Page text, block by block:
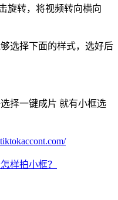
旋转，将视频转向横向
选择下面的样式，选好后
择一键成片 就有小框选
样拍小框？